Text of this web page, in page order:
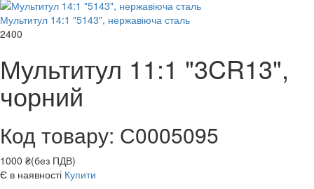
Мультитул 14:1 "5143", нержавіюча сталь
2400
Мультитул 11:1 "3CR13",
чорний
Код товару: С0005095
1000 ₴(без ПДВ)
Є в наявності Купити